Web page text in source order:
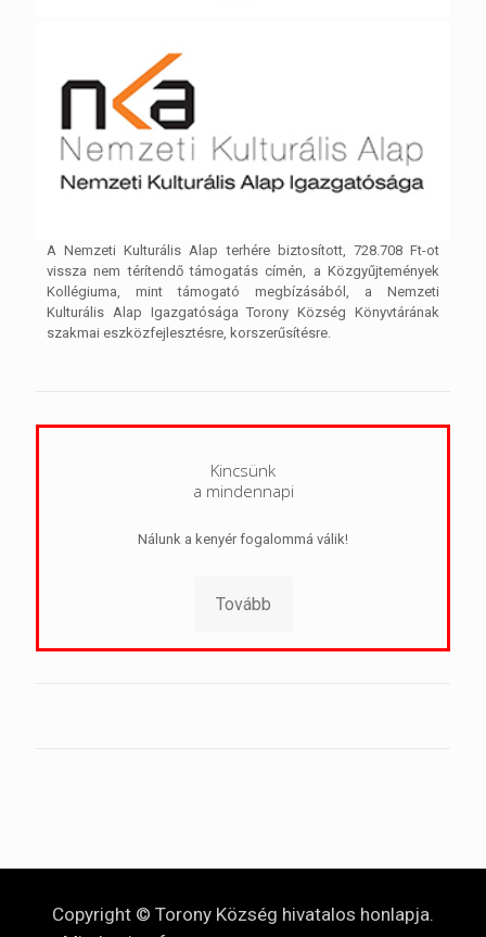
A Nemzeti Kulturális Alap terhére biztosított, 728.708 Ft-ot
vissza nem térítendő támogatás címén, a Közgyűjtemények
Kollégiuma, mint támogató megbízásából, a Nemzeti
Kulturális Alap Igazgatósága Torony Község Könyvtárának
szakmai eszközfejlesztésre, korszerűsítésre.
Kincsünk
a mindennapi
Nálunk a kenyér fogalommá válik!
Tovább
Copyright © Torony Község hivatalos honlapja.